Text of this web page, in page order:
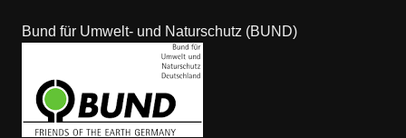
Bund für Umwelt- und Naturschutz (BUND)